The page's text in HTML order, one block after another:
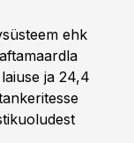
ehk
ja 24,4